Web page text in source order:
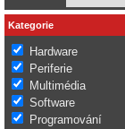
Kategorie
Hardware
Periferie
Multimédia
Software
Programování